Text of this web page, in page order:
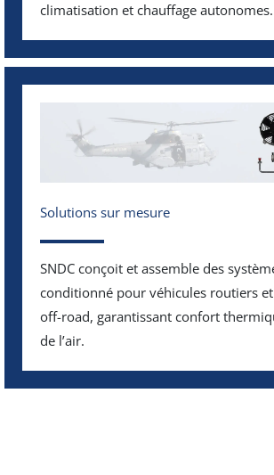
climatisation et chauffage autonomes.
Solutions sur mesure
SNDC conçoit et assemble des
conditionné pour véhicules routiers
off-road, garantissant confort
de l’air.